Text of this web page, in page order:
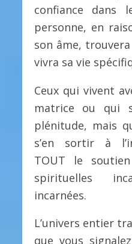
confiance dans
personne, en
son âme,
vivra sa vie
Ceux qui vivent
matrice ou qui
plénitude, mais
s’en sortir à
TOUT le
spirituelles
incarnées.
L’univers entier
que vous